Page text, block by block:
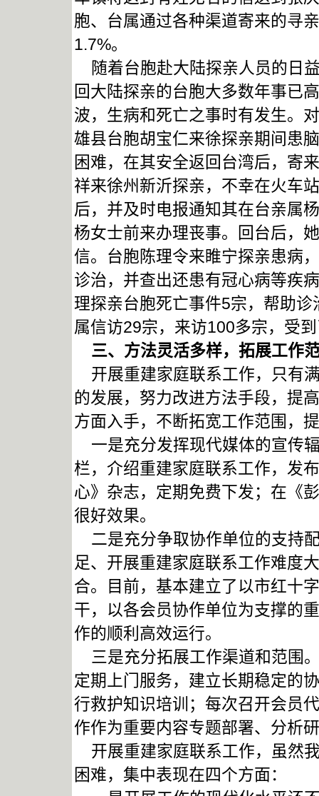
胞、台属通过各种渠道寄来的寻
1.7%。
随着台胞赴大陆探亲人员的日
回大陆探亲的台胞大多数年事已
波，生病和死亡之事时有发生。
雄县台胞胡宝仁来徐探亲期间患
困难，在其安全返回台湾后，寄
祥来徐州新沂探亲，不幸在火车
后，并及时电报通知其在台亲属
杨女士前来办理丧事。回台后，
信。台胞陈理令来睢宁探亲患病
诊治，并查出还患有冠心病等疾
理探亲台胞死亡事件5宗，帮助
属信访29宗，来访100多宗，受
三、方法灵活多样，拓展工作
开展重建家庭联系工作，只有
的发展，努力改进方法手段，提
方面入手，不断拓宽工作范围，
一是充分发挥现代媒体的宣传
栏，介绍重建家庭联系工作，发
心》杂志，定期免费下发；在《
很好效果。
二是充分争取协作单位的支持
足、开展重建家庭联系工作难度
合。目前，基本建立了以市红十
干，以各会员协作单位为支撑的
作的顺利高效运行。
三是充分拓展工作渠道和范围
定期上门服务，建立长期稳定的
行救护知识培训；每次召开会员
作作为重要内容专题部署、分析
开展重建家庭联系工作，虽然
困难，集中表现在四个方面：